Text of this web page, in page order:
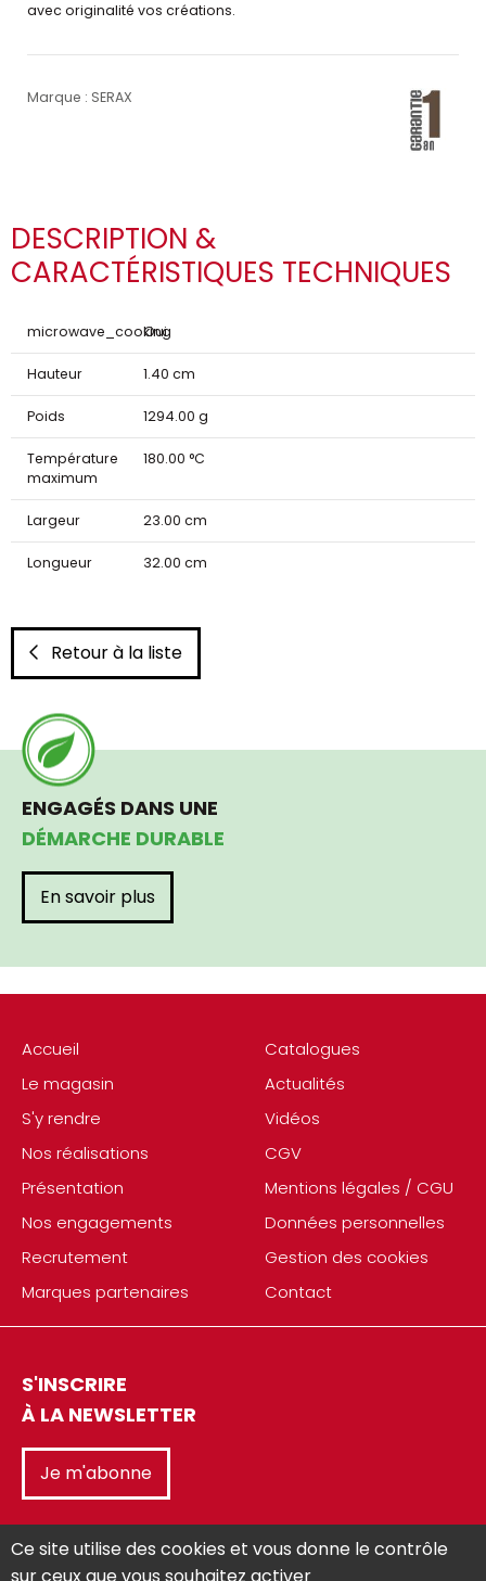
avec originalité vos créations.
Marque : SERAX
DESCRIPTION &
CARACTÉRISTIQUES TECHNIQUES
microwave_cooking
Oui
Hauteur 1.40 cm
Poids 1294.00 g
Température
maximum
180.00 °C
Largeur 23.00 cm
Longueur 32.00 cm
Retour à la liste
Accueil
Le magasin
S'y rendre
Nos réalisations
Présentation
Nos engagements
Recrutement
Marques partenaires
Catalogues
Actualités
Vidéos
CGV
Mentions légales / CGU
Données personnelles
Gestion des cookies
Contact
S'INSCRIRE
À LA NEWSLETTER
Je m'abonne
ENGAGÉS DANS UNE
DÉMARCHE DURABLE
En savoir plus
Ce site utilise des cookies et vous donne le contrôle